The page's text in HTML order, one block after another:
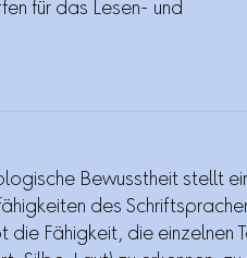
für das Lesen- und
Bewusstheit stellt
des
die Fähigkeit, die einzelnen